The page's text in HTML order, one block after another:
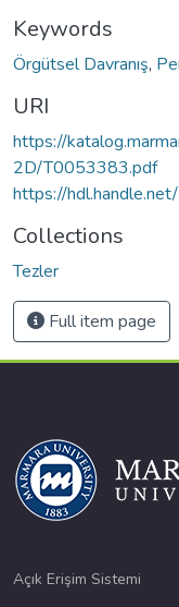
Keywords
Örgütsel Davranış,
URI
https://
2D/T0053383.pdf
https://
Collections
Tezler
Full item page
Açık Erişim Sistemi